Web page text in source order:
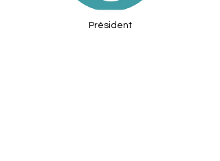
Président